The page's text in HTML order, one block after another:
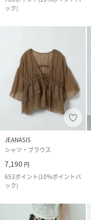
ック)
JEANASIS
シャツ・ブラウス
7,190 円
653ポイント(10%ポイントバ
ック)